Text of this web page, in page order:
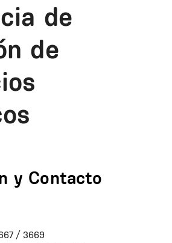
de
de
y Contacto
/ 3669